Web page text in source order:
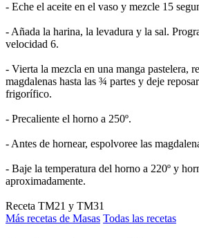
- Eche el aceite en el vaso y mezcle 15
- Añada la harina, la levadura y la sal.
velocidad 6.
- Vierta la mezcla en una manga pastelera,
magdalenas hasta las ¾ partes y deje
frigorífico.
- Precaliente el horno a 250º.
- Antes de hornear, espolvoree las
- Baje la temperatura del horno a 220º y
aproximadamente.
Receta TM21 y TM31
Más recetas de Masas Todas las recetas